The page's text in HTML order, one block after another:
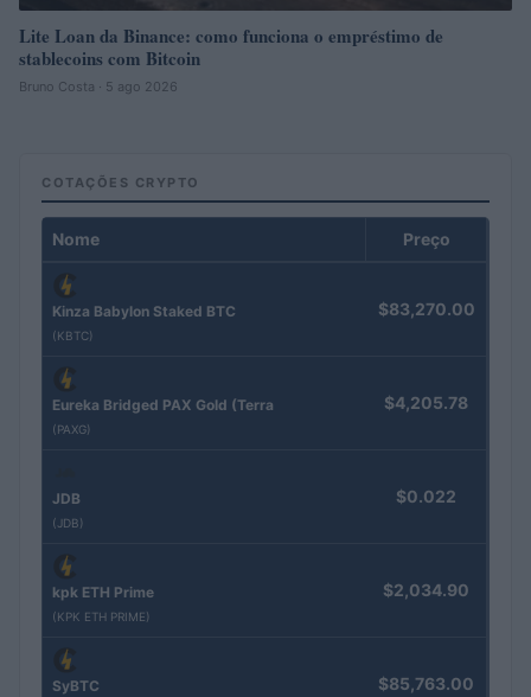
Lite Loan da Binance: como funciona o empréstimo de
stablecoins com Bitcoin
Bruno Costa · 5 ago 2026
COTAÇÕES CRYPTO
Nome Preço
Kinza Babylon Staked BTC
(KBTC)
$83,270.00
Eureka Bridged PAX Gold (Terra
(PAXG)
$4,205.78
JDB
(JDB)
$0.022
kpk ETH Prime
(KPK ETH PRIME)
$2,034.90
SyBTC $85,763.00